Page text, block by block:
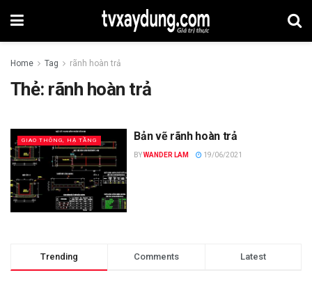
Home Tag rãnh hoàn trả
Thẻ: rãnh hoàn trả
GIAO THÔNG, HẠ TẦNG Bản vẽ rãnh hoàn trả
BYWANDER LAM 19/06/2021
Trending Comments Latest